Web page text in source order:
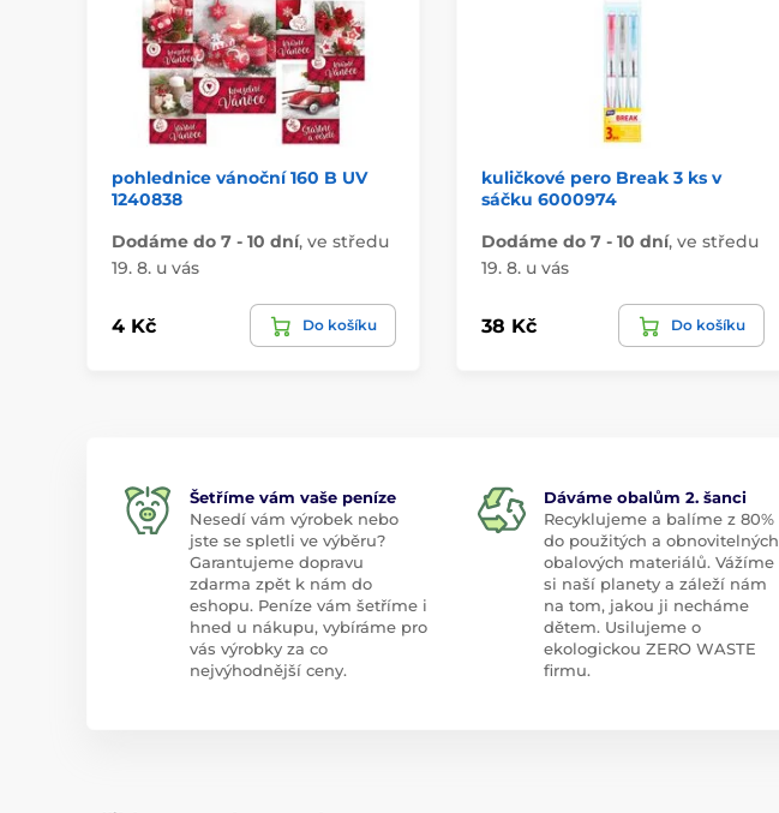
pohlednice vánoční 160 B UV
1240838
Dodáme do 7 - 10 dní, ve středu
19. 8. u vás
4 Kč Do košíku
kuličkové pero Break 3 ks v
sáčku 6000974
Dodáme do 7 - 10 dní, ve středu
19. 8. u vás
38 Kč Do košíku
Šetříme vám vaše peníze
Nesedí vám výrobek nebo
jste se spletli ve výběru?
Garantujeme dopravu
zdarma zpět k nám do
eshopu. Peníze vám šetříme i
hned u nákupu, vybíráme pro
vás výrobky za co
nejvýhodnější ceny.
Dáváme obalům 2. šanci
Recyklujeme a balíme z 80%
do použitých a obnovitelných
obalových materiálů. Vážíme
si naší planety a záleží nám
na tom, jakou ji necháme
dětem. Usilujeme o
ekologickou ZERO WASTE
firmu.